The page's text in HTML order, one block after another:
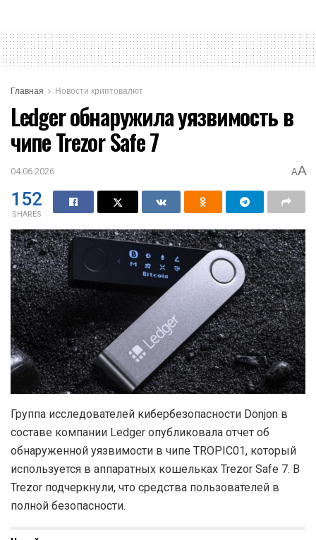
Главная Новости криптовалют
Ledger обнаружила уязвимость в
чипе Trezor Safe 7
04.06.2026 AA
152
SHARES
Группа исследователей кибербезопасности Donjon в
составе компании Ledger опубликовала отчет об
обнаруженной уязвимости в чипе TROPIC01, который
используется в аппаратных кошельках Trezor Safe 7. В
Trezor подчеркнули, что средства пользователей в
полной безопасности.